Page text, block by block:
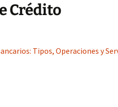
Crédito
Tipos, Operaciones y